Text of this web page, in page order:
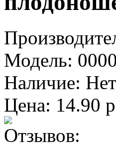
Модель:
Наличие:
Цена: 14.90